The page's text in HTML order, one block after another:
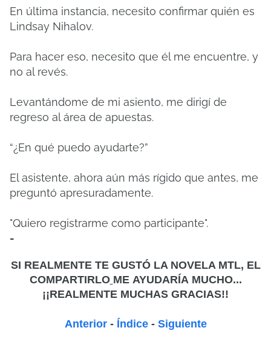
En última instancia, necesito confirmar quién es
Lindsay Nihalov.
Para hacer eso, necesito que él me encuentre, y
no al revés.
Levantándome de mi asiento, me dirigí de
regreso al área de apuestas.
“¿En qué puedo ayudarte?”
El asistente, ahora aún más rígido que antes, me
preguntó apresuradamente.
"Quiero registrarme como participante".
-
SI REALMENTE TE GUSTÓ LA NOVELA MTL, EL
COMPARTIRLO ME AYUDARÍA MUCHO...
¡¡REALMENTE MUCHAS GRACIAS!!
Anterior - Índice - Siguiente